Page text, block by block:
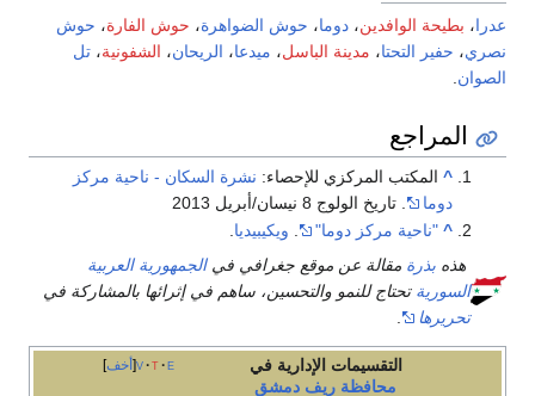
عدرا، بطيحة الوافدين، دوما، حوش الضواهرة، حوش الفارة، حوش
نصري، حفير التحتا، مدينة الباسل، ميدعا، الريحان، الشفونية، تل
الصوان.
المراجع
^ المكتب المركزي للإحصاء: نشرة السكان - ناحية مركز
دوما
. تاريخ الولوج 8 نيسان/أبريل 2013
^ "ناحية مركز دوما" . ويكيبيديا.
هذه بذرة مقالة عن موقع جغرافي فيالجمهورية العربية
السورية تحتاج للنمو والتحسين، ساهم في إثرائها بالمشاركة في
تحريرها
.
أخف v t e
التقسيمات الإدارية في
محافظة ريف دمشق